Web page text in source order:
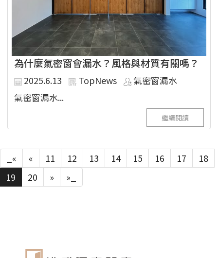
為什麼氣密窗會漏水？風格與材質有關嗎？
2025.6.13 TopNews
氣密窗漏水
氣密窗漏水...
繼續閱讀
_« « 11 12 13 14 15 16 17
18
19
20 » »_